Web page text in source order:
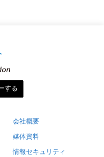
する
会社概要
媒体資料
情報セキュリティ